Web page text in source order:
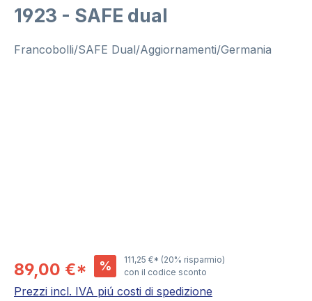
1923 - SAFE dual
Francobolli/SAFE Dual/Aggiornamenti/Germania
89,00 €* % 111,25 €* (20% risparmio)
con il codice sconto
Prezzi incl. IVA piú costi di spedizione